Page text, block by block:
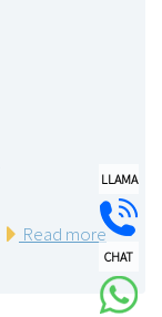
LLAMA
CHAT
Read more